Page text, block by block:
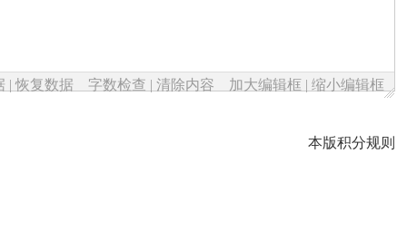
| 恢复数据 字数检查 | 清除内容 加大编辑框| 缩小编辑框
本版积分规则